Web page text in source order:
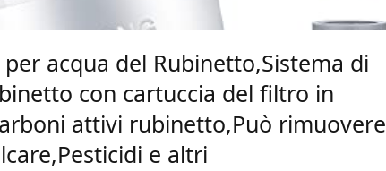
acqua del Rubinetto,Sistema di
con cartuccia del filtro in
attivi rubinetto,Può rimuovere
e altri